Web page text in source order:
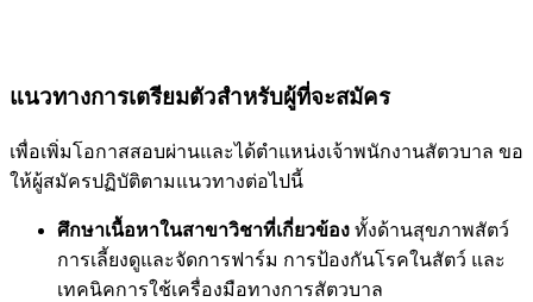
แนวทางการเตรียมตัวสำหรับผู้ที่จะสมัคร
เพื่อเพิ่มโอกาสสอบผ่านและได้ตำแหน่งเจ้าพนักงานสัตวบาล ขอ
ให้ผู้สมัครปฏิบัติตามแนวทางต่อไปนี้
ศึกษาเนื้อหาในสาขาวิชาที่เกี่ยวข้อง ทั้งด้านสุขภาพสัตว์
การเลี้ยงดูและจัดการฟาร์ม การป้องกันโรคในสัตว์ และ
เทคนิคการใช้เครื่องมือทางการสัตวบาล